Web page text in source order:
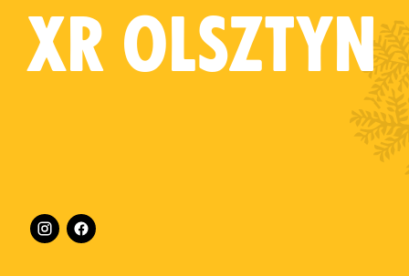
XR OLSZTYN
Follow XR Olsztyn on